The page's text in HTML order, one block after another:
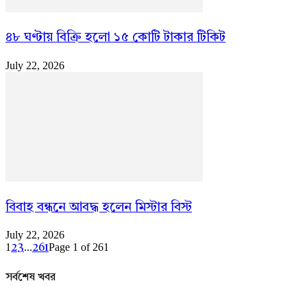
৪৮ ঘণ্টায় বিক্রি হলো ১৫ কোটি টাকার টিকিট
July 22, 2026
বিবাহ বন্ধনে আবদ্ধ হলেন মিস্টার বিস্ট
July 22, 2026
123...261Page 1 of 261
সর্বশেষ খবর